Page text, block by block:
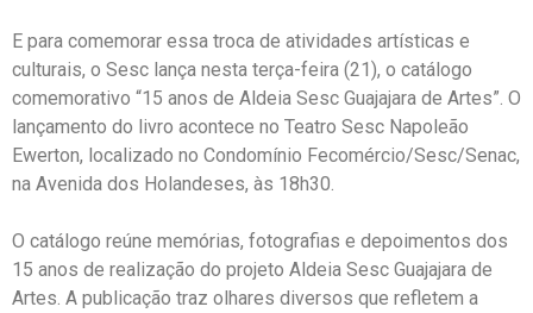
E para comemorar essa troca de atividades artísticas e
culturais, o Sesc lança nesta terça-feira (21), o catálogo
comemorativo “15 anos de Aldeia Sesc Guajajara de Artes”. O
lançamento do livro acontece no Teatro Sesc Napoleão
Ewerton, localizado no Condomínio Fecomércio/Sesc/Senac,
na Avenida dos Holandeses, às 18h30.
O catálogo reúne memórias, fotografias e depoimentos dos
15 anos de realização do projeto Aldeia Sesc Guajajara de
Artes. A publicação traz olhares diversos que refletem a